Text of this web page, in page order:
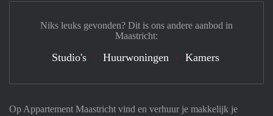
Op Appartement Maastricht vind en verhuur je makkelijk je
Niks leuks gevonden? Dit is ons andere aanbod in
Maastricht:
Studio's Huurwoningen Kamers